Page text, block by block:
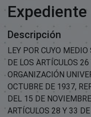
Descripción
LEY POR CUYO
DE LOS ARTÍCULOS
ORGANIZACIÓN
OCTUBRE DE 1937,
DEL 15 DE
ARTÍCULOS 28 Y 33